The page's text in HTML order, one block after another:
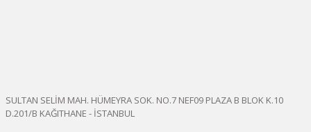
SULTAN SELİM MAH. HÜMEYRA SOK. NO.7 NEF09 PLAZA B BLOK K.10
D.201/B KAĞITHANE - İSTANBUL